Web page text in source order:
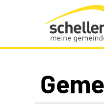
Gemeinde Schellenberg